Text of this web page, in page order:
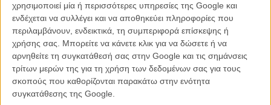
χρησιμοποιεί μία ή περισσότερες υπηρεσίες της Google και
ενδέχεται να συλλέγει και να αποθηκεύει πληροφορίες που
περιλαμβάνουν, ενδεικτικά, τη συμπεριφορά επίσκεψης ή
χρήσης σας. Μπορείτε να κάνετε κλικ για να δώσετε ή να
αρνηθείτε τη συγκατάθεσή σας στην Google και τις σημάνσεις
τρίτων μερών της για τη χρήση των δεδομένων σας για τους
σκοπούς που καθορίζονται παρακάτω στην ενότητα
συγκατάθεσης της Google.
Στο κατατοπιστικό, όπως είναι πάντα όλα όσα γράφει,κείμενο του
Νίκου Θεοδοσίου με τίτλο «To Πάλας στο Απόσπασμα» που
μπορείτε να διαβάσετε ολόκληρο εδώ, ο σκηνοθέτης και ιστορικός
του σινεμά αναφέρει όλους τους λόγους που αντικρούουν τα
επιχειρήματα του Συμβουλίου πως «ο κινηματογράφος είναι κοινού
κτιριακού τύπου, συνοικιακού χαρακτήρα», πως «δεν έχει αξιόλογα
στοιχεία (αρχιτεκτονικά, τυπολογικά, μορφολογικά)» και πως «δεν